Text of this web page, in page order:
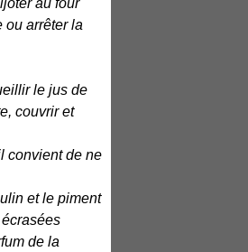
au four
ou arrêter la
le jus de
couvrir et
convient de ne
et le piment
de la